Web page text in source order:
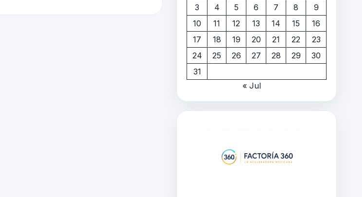
3
4 5 6 7 8
9
10
11 12 13 14 15
16
17
18 19 20 21 22
23
24
25 26 27 28 29
30
31
« Jul